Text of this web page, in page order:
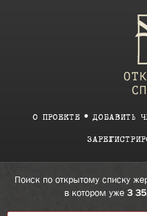
О ПРОЕКТЕ ДОБАВИТЬ
Поиск по открытому списку
в котором уже 3